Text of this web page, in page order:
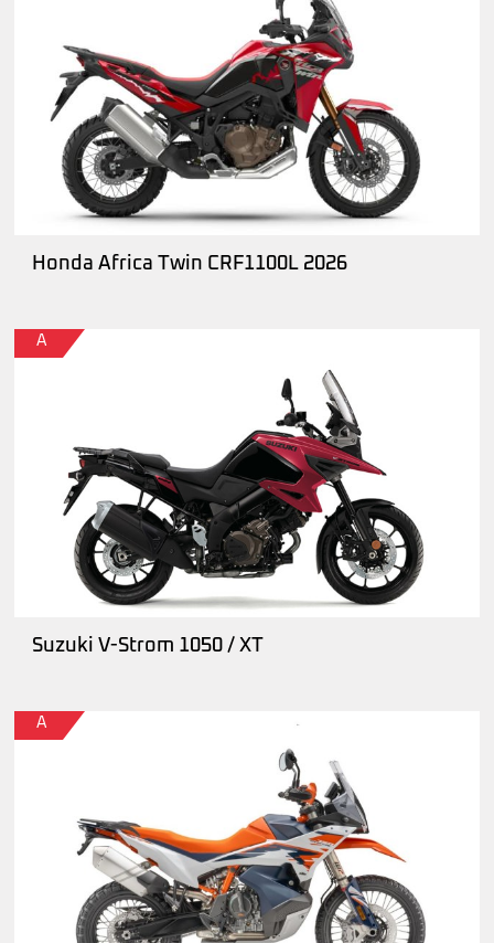
Honda Africa Twin CRF1100L 2026
A
Suzuki V-Strom 1050 / XT
A